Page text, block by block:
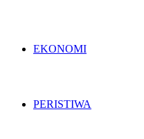
EKONOMI
PERISTIWA